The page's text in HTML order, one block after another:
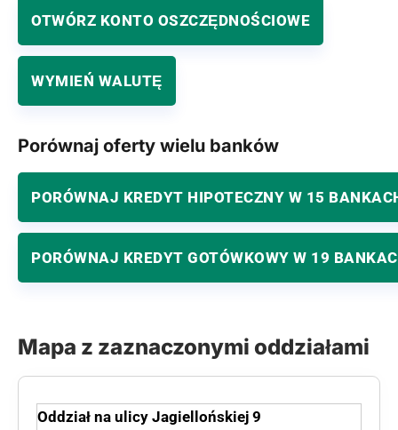
OTWÓRZ KONTO OSZCZĘDNOŚCIOWE
WYMIEŃ WALUTĘ
Porównaj oferty wielu banków
PORÓWNAJ KREDYT HIPOTECZNY W 15
PORÓWNAJ KREDYT GOTÓWKOWY W 19
Mapa z zaznaczonymi oddziałami
Oddział na ulicy Jagiellońskiej 9